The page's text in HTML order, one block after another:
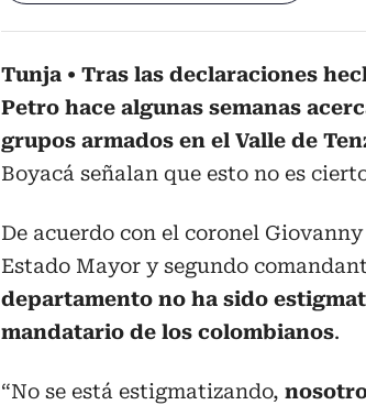
Tunja
Tras las declaraciones
Petro hace algunas semanas
grupos armados en el Valle de
Boyacá señalan que esto no es
De acuerdo con el coronel
Estado Mayor y segundo
departamento no ha sido
mandatario de los colombianos.
“No se está estigmatizando,